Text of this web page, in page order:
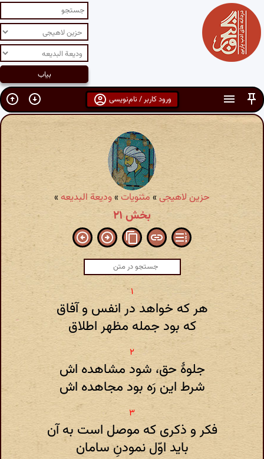
ورود کاربر / نام‌نویسی
حزین لاهیجی» مثنویات»ودیعة البدیعه»
بخش ۲۱
هر که خواهد در انفس و آفاق
که بود جمله مظهر اطلاق
جلوهٔ حق، شود مشاهده اش
شرط این رَه بود مجاهده اش
فکر و ذکری که موصل است به آن
باید اوّل نمودنِ سامان